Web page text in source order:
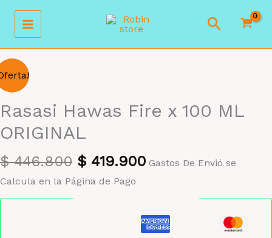
contenido
Buscar
Rasasi Hawas Fire x 100 ML
ORIGINAL
$446.800 El
precio
$ 446.800.
$ 419.900El
es:
$ 419.900.
Gastos De Envió se
Calcula en la Página de Pago